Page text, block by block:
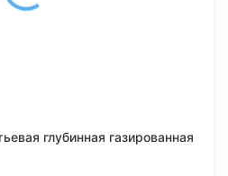
глубинная газированная